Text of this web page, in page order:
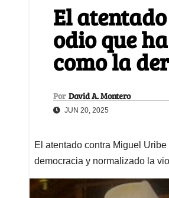
El
odio que
como la
Por David A. Montero
JUN 20, 2025
El atentado contra Miguel
democracia y normalizado la